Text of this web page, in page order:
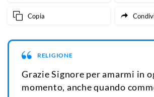
Copia
RELIGIONE
Grazie Signore per amarmi in
momento, anche quando